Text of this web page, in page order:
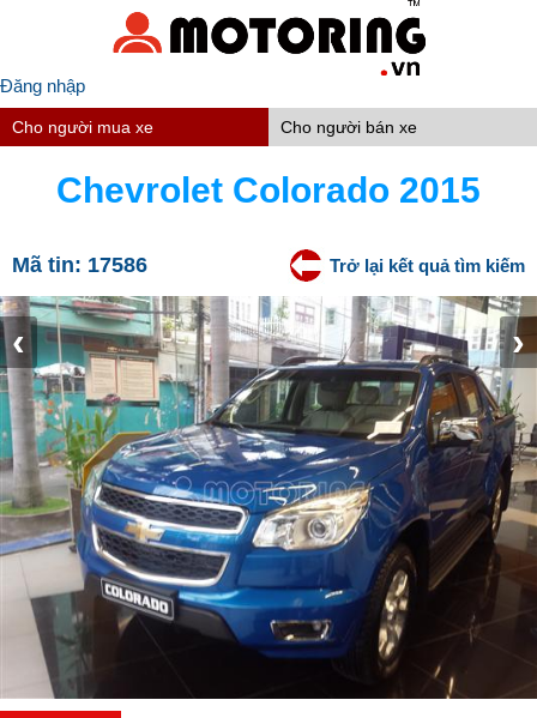
Đăng nhập
Cho người mua xe Cho người bán xe
Chevrolet Colorado 2015
Mã tin: 17586 Trở lại kết quả tìm kiếm
‹ ›